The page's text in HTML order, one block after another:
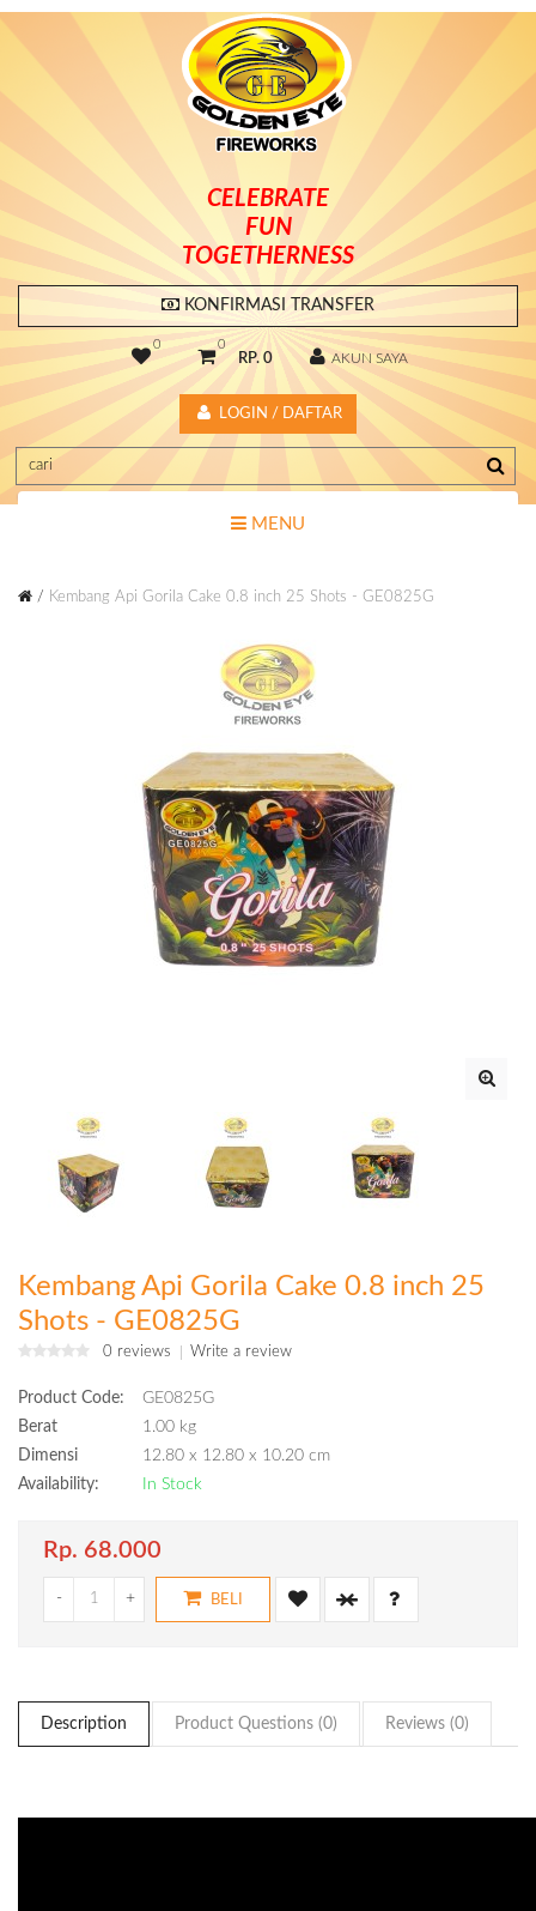
CELEBRATE
FUN
TOGETHERNESS
KONFIRMASI TRANSFER
0 0
RP. 0 AKUN SAYA
LOGIN / DAFTAR
MENU
Kembang Api Gorila Cake 0.8 inch 25 Shots - GE0825G
Kembang Api Gorila Cake 0.8 inch 25
Shots - GE0825G
0 reviews Write a review
Product Code:
GE0825G
Berat
1.00 kg
Dimensi
12.80 x 12.80 x 10.20 cm
Availability:
In Stock
Rp. 68.000
- + BELI
Description Product Questions (0) Reviews (0)